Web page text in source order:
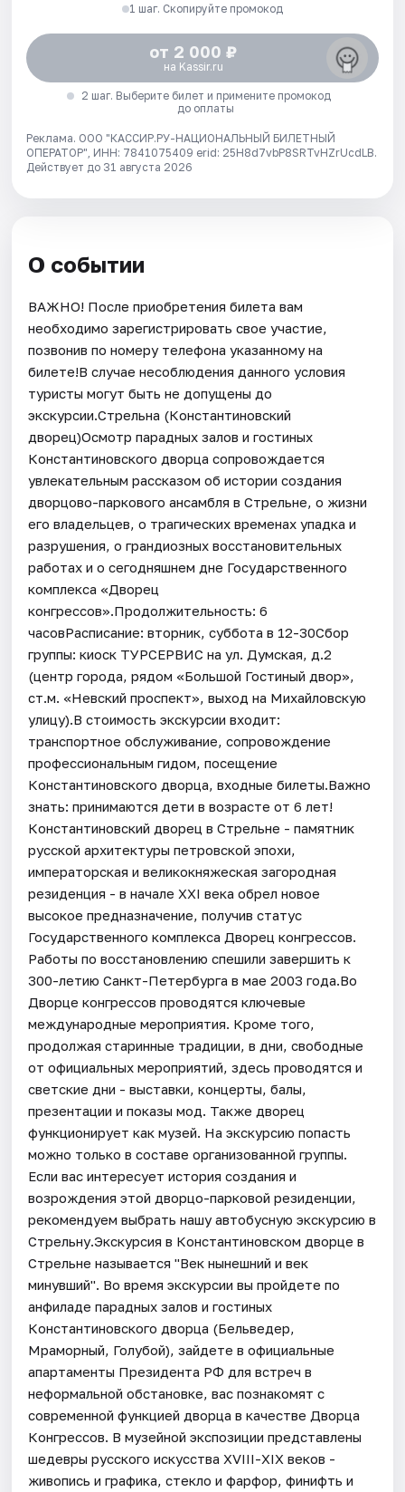
1 шаг. Скопируйте промокод
от 2 000 ₽
на Kassir.ru
2 шаг. Выберите билет и примените промокод
до оплаты
Реклама. ООО "КАССИР.РУ-НАЦИОНАЛЬНЫЙ БИЛЕТНЫЙ
ОПЕРАТОР", ИНН: 7841075409 erid: 25H8d7vbP8SRTvHZrUcdLB.
Действует до 31 августа 2026
О событии
ВАЖНО! После приобретения билета вам
необходимо зарегистрировать свое участие,
позвонив по номеру телефона указанному на
билете!В случае несоблюдения данного условия
туристы могут быть не допущены до
экскурсии.Стрельна (Константиновский
дворец)Осмотр парадных залов и гостиных
Константиновского дворца сопровождается
увлекательным рассказом об истории создания
дворцово-паркового ансамбля в Стрельне, о жизни
его владельцев, о трагических временах упадка и
разрушения, о грандиозных восстановительных
работах и о сегодняшнем дне Государственного
комплекса «Дворец
конгрессов».Продолжительность: 6
часовРасписание: вторник, суббота в 12-30Сбор
группы: киоск ТУРСЕРВИС на ул. Думская, д.2
(центр города, рядом «Большой Гостиный двор»,
ст.м. «Невский проспект», выход на Михайловскую
улицу).В стоимость экскурсии входит:
транспортное обслуживание, сопровождение
профессиональным гидом, посещение
Константиновского дворца, входные билеты.Важно
знать: принимаются дети в возрасте от 6 лет!
Константиновский дворец в Стрельне - памятник
русской архитектуры петровской эпохи,
императорская и великокняжеская загородная
резиденция - в начале XXI века обрел новое
высокое предназначение, получив статус
Государственного комплекса Дворец конгрессов.
Работы по восстановлению спешили завершить к
300-летию Санкт-Петербурга в мае 2003 года.Во
Дворце конгрессов проводятся ключевые
международные мероприятия. Кроме того,
продолжая старинные традиции, в дни, свободные
от официальных мероприятий, здесь проводятся и
светские дни - выставки, концерты, балы,
презентации и показы мод. Также дворец
функционирует как музей. На экскурсию попасть
можно только в составе организованной группы.
Если вас интересует история создания и
возрождения этой дворцо-парковой резиденции,
рекомендуем выбрать нашу автобусную экскурсию в
Стрельну.Экскурсия в Константиновском дворце в
Стрельне называется "Век нынешний и век
минувший". Во время экскурсии вы пройдете по
анфиладе парадных залов и гостиных
Константиновского дворца (Бельведер,
Мраморный, Голубой), зайдете в официальные
апартаменты Президента РФ для встреч в
неформальной обстановке, вас познакомят с
современной функцией дворца в качестве Дворца
Конгрессов. В музейной экспозиции представлены
шедевры русского искусства XVIII-XIX веков -
живопись и графика, стекло и фарфор, финифть и